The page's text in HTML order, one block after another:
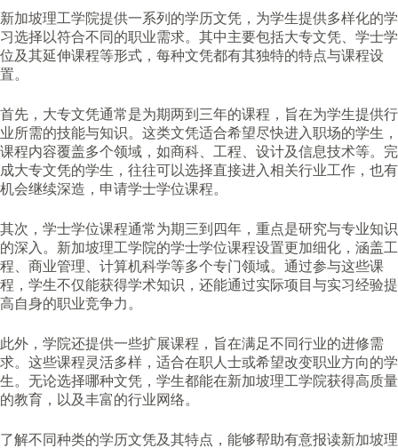
新加坡理工学院提供一系列的学历文凭，为学生提供多样化的学
习选择以符合不同的职业需求。其中主要包括大专文凭、学士学
位及其延伸课程等形式，每种文凭都有其独特的特点与课程设
置。
首先，大专文凭通常是为期两到三年的课程，旨在为学生提供行
业所需的技能与知识。这类文凭适合希望尽快进入职场的学生，
课程内容覆盖多个领域，如商科、工程、设计及信息技术等。完
成大专文凭的学生，往往可以选择直接进入相关行业工作，也有
机会继续深造，申请学士学位课程。
其次，学士学位课程通常为期三到四年，重点是研究与专业知识
的深入。新加坡理工学院的学士学位课程设置更加细化，涵盖工
程、商业管理、计算机科学等多个专门领域。通过参与这些课
程，学生不仅能获得学术知识，还能通过实际项目与实习经验提
高自身的职业竞争力。
此外，学院还提供一些扩展课程，旨在满足不同行业的进修需
求。这些课程灵活多样，适合在职人士或希望改变职业方向的学
生。无论选择哪种文凭，学生都能在新加坡理工学院获得高质量
的教育，以及丰富的行业网络。
了解不同种类的学历文凭及其特点，能够帮助有意报读新加坡理